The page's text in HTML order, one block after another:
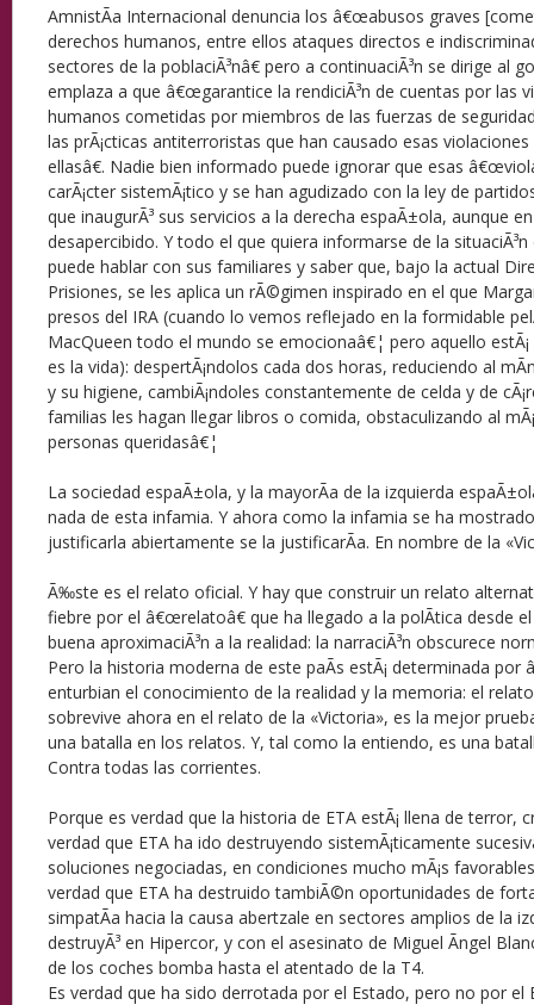
AmnistÃ­a Internacional denuncia los â€œabusos graves
derechos humanos, entre ellos ataques directos e
sectores de la poblaciÃ³nâ€ pero a continuaciÃ³n se dirige al
emplaza a que â€œgarantice la rendiciÃ³n de cuentas por las
humanos cometidas por miembros de las fuerzas de
las prÃ¡cticas antiterroristas que han causado esas
ellasâ€. Nadie bien informado puede ignorar que esas
carÃ¡cter sistemÃ¡tico y se han agudizado con la ley de
que inaugurÃ³ sus servicios a la derecha espaÃ±ola, aunque
desapercibido. Y todo el que quiera informarse de la
puede hablar con sus familiares y saber que, bajo la actual
Prisiones, se les aplica un rÃ©gimen inspirado en el que
presos del IRA (cuando lo vemos reflejado en la formidable
MacQueen todo el mundo se emocionaâ€¦ pero aquello
es la vida): despertÃ¡ndolos cada dos horas, reduciendo al
y su higiene, cambiÃ¡ndoles constantemente de celda y de
familias les hagan llegar libros o comida, obstaculizando al
personas queridasâ€¦
La sociedad espaÃ±ola, y la mayorÃ­a de la izquierda
nada de esta infamia. Y ahora como la infamia se ha
justificarla abiertamente se la justificarÃ­a. En nombre de la
Ã‰ste es el relato oficial. Y hay que construir un relato
fiebre por el â€œrelatoâ€ que ha llegado a la polÃ­tica desde
buena aproximaciÃ³n a la realidad: la narraciÃ³n obscurece
Pero la historia moderna de este paÃ­s estÃ¡ determinada por
enturbian el conocimiento de la realidad y la memoria: el
sobrevive ahora en el relato de la «Victoria», es la mejor
una batalla en los relatos. Y, tal como la entiendo, es una
Contra todas las corrientes.
Porque es verdad que la historia de ETA estÃ¡ llena de terror,
verdad que ETA ha ido destruyendo sistemÃ¡ticamente
soluciones negociadas, en condiciones mucho mÃ¡s
verdad que ETA ha destruido tambiÃ©n oportunidades de
simpatÃ­a hacia la causa abertzale en sectores amplios de la
destruyÃ³ en Hipercor, y con el asesinato de Miguel Ãngel
de los coches bomba hasta el atentado de la T4.
Es verdad que ha sido derrotada por el Estado, pero no por el